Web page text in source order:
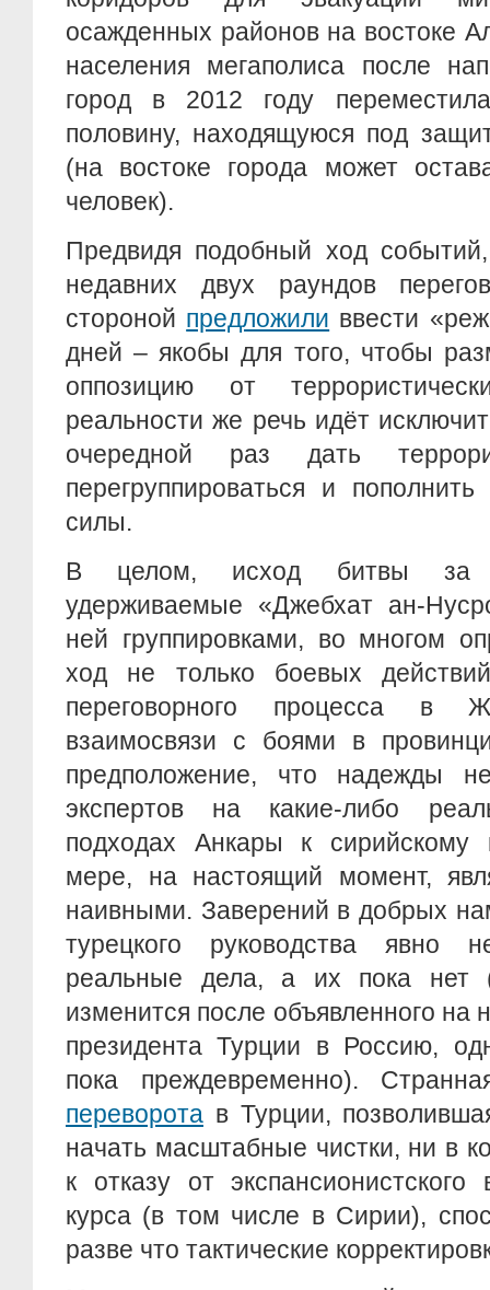
осажденных районов на востоке
населения мегаполиса после
город в 2012 году
половину, находящуюся под
(на востоке города может
человек).
Предвидя подобный ход
недавних двух раундов
стороной предложили ввести
дней – якобы для того, чтобы
оппозицию от
реальности же речь идёт
очередной раз дать
перегруппироваться и
силы.
В целом, исход битвы за
удерживаемые «Джебхат ан-
ней группировками, во многом
ход не только боевых
переговорного процесса в
взаимосвязи с боями в
предположение, что надежды
экспертов на какие-либо
подходах Анкары к сирийскому
мере, на настоящий момент,
наивными. Заверений в добрых
турецкого руководства явно
реальные дела, а их пока нет
изменится после объявленного на
президента Турции в Россию,
пока преждевременно).
переворота в Турции,
начать масштабные чистки, ни в
к отказу от экспансионистского
курса (в том числе в Сирии),
разве что тактические